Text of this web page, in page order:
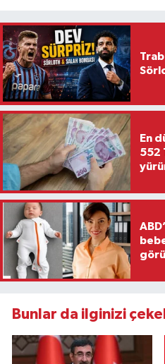
En
552
Bunlar da ilginizi